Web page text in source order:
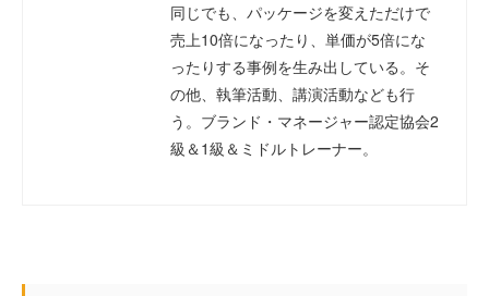
同じでも、パッケージを変えただけで
売上10倍になったり、単価が5倍にな
ったりする事例を生み出している。そ
の他、執筆活動、講演活動なども行
う。ブランド・マネージャー認定協会2
級＆1級＆ミドルトレーナー。